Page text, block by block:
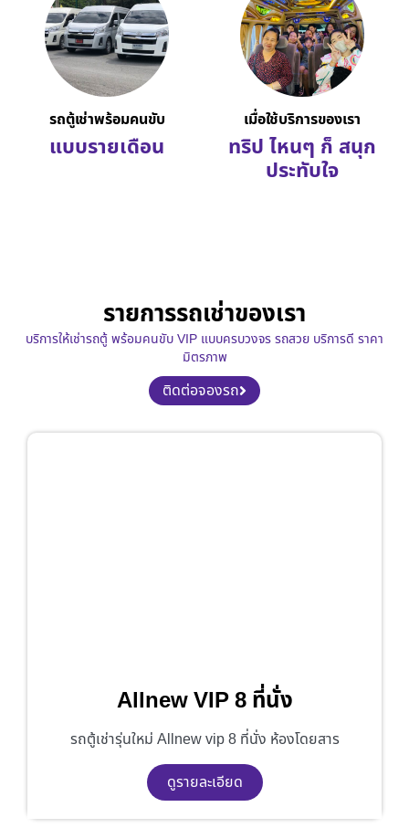
รถตู้เช่าพร้อมคนขับ
แบบรายเดือน
เมื่อใช้บริการของเรา
ทริป ไหนๆ ก็ สนุก
ประทับใจ
รายการรถเช่าของเรา
บริการให้เช่ารถตู้ พร้อมคนขับ VIP แบบครบวงจร รถสวย บริการดี ราคา
มิตรภาพ
ติดต่อจองรถ
Allnew VIP 8 ที่นั่ง
รถตู้เช่ารุ่นใหม่ Allnew vip 8 ที่นั่ง ห้องโดยสาร
ดูรายละเอียด